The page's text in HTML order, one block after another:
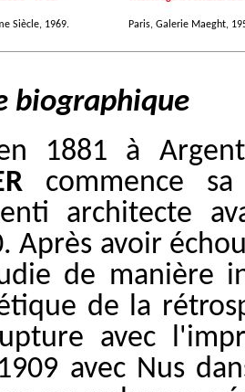
Siècle, 1969. Paris, Galerie Maeght,
biographique
1881 à
commence
architecte
Après avoir
de manière
de la
avec
avec Nus